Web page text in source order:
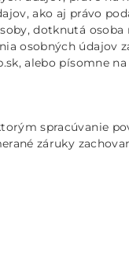
ako aj právo
dotknutá
osobných údajov
alebo písomne
spracúvanie
záruky